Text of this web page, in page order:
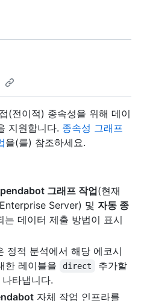
(전이적) 종속성을 위해 데이
지원합니다. 종속성 그래프
을(를) 참조하세요.
그래프 작업(현재
Server) 및 자동 종
는 데이터 제출 방법이 표시
정적 분석에서 해당 에코시
한 레이블을
direct 추가할
타냅니다.
자체 작업 인프라를